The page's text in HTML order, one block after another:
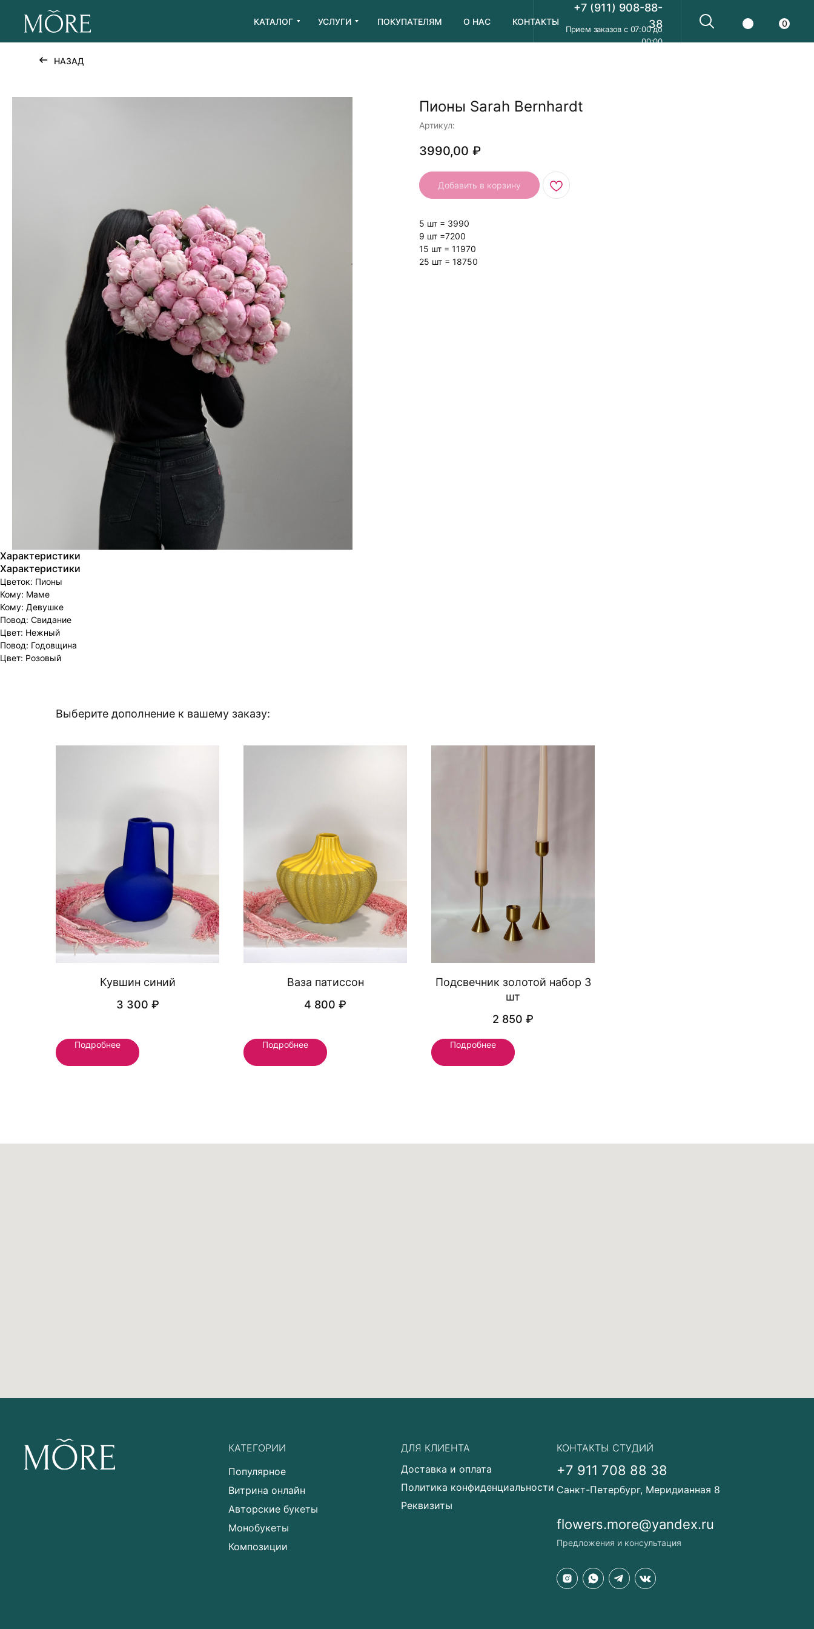
НАЗАД
+7 (911) 908-88-
38
ПОКУПАТЕЛЯМ
КАТАЛОГ О НАС 0
КОНТАКТЫ
Прием заказов с 07:00 до
00:00
УСЛУГИ
Пионы Sarah Bernhardt
Артикул:
3990,00 ₽
Добавить в корзину
5 шт = 3990
9 шт =7200
15 шт = 11970
25 шт = 18750
Характеристики
Характеристики
Цветок: Пионы
Кому: Маме
Кому: Девушке
Повод: Свидание
Цвет: Нежный
Повод: Годовщина
Цвет: Розовый
Выберите дополнение к вашему заказу:
Кувшин синий
3 300 ₽
Подробнее
Ваза патиссон
4 800 ₽
Подробнее
Подсвечник золотой набор 3
шт
2 850 ₽
Подробнее
Политика конфиденциальности
КАТЕГОРИИ
Предложения и консультация
flowers.more@yandex.ru
Витрина онлайн
Популярное
Монобукеты
Авторские букеты
Композиции
Доставка и оплата
ДЛЯ КЛИЕНТА КОНТАКТЫ СТУДИЙ
Санкт-Петербург, Меридианная 8
+7 911 708 88 38
Реквизиты